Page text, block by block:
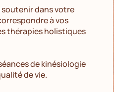
soutenir dans votre
à vos
thérapies holistiques
de kinésiologie
de vie.